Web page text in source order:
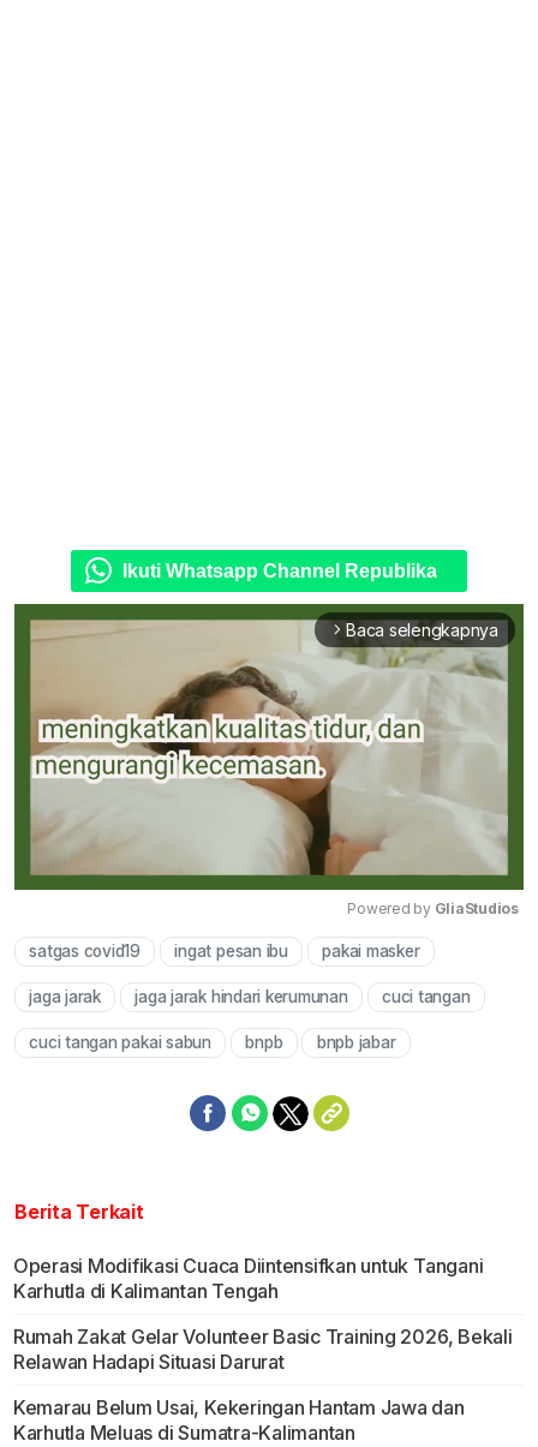
Ikuti Whatsapp Channel Republika
arrow_forward_ios Baca selengkapnya
Powered by GliaStudios
satgas covid19 ingat pesan ibu pakai masker
jaga jarak jaga jarak hindari kerumunan cuci tangan
cuci tangan pakai sabun bnpb bnpb jabar
Berita Terkait
Operasi Modifikasi Cuaca Diintensifkan untuk Tangani
Karhutla di Kalimantan Tengah
Rumah Zakat Gelar Volunteer Basic Training 2026, Bekali
Relawan Hadapi Situasi Darurat
Kemarau Belum Usai, Kekeringan Hantam Jawa dan
Karhutla Meluas di Sumatra-Kalimantan